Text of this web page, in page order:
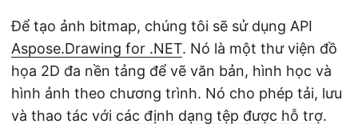
Để tạo ảnh bitmap, chúng tôi sẽ sử dụng API
Aspose.Drawing for .NET. Nó là một thư viện đồ
họa 2D đa nền tảng để vẽ văn bản, hình học và
hình ảnh theo chương trình. Nó cho phép tải, lưu
và thao tác với các định dạng tệp được hỗ trợ.